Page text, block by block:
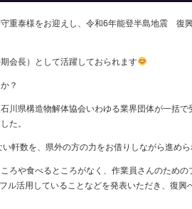
泰様をお迎えし、令和6年能登半島地震 復興
会長）として活躍しておられます
？
川県構造物解体協会いわゆる業界団体が一括
た。
軒数を、県外の方の力をお借りしながら進め
ろや食べるところがなく、作業員さんのための
ル活用していることなどを発表いただき、復興